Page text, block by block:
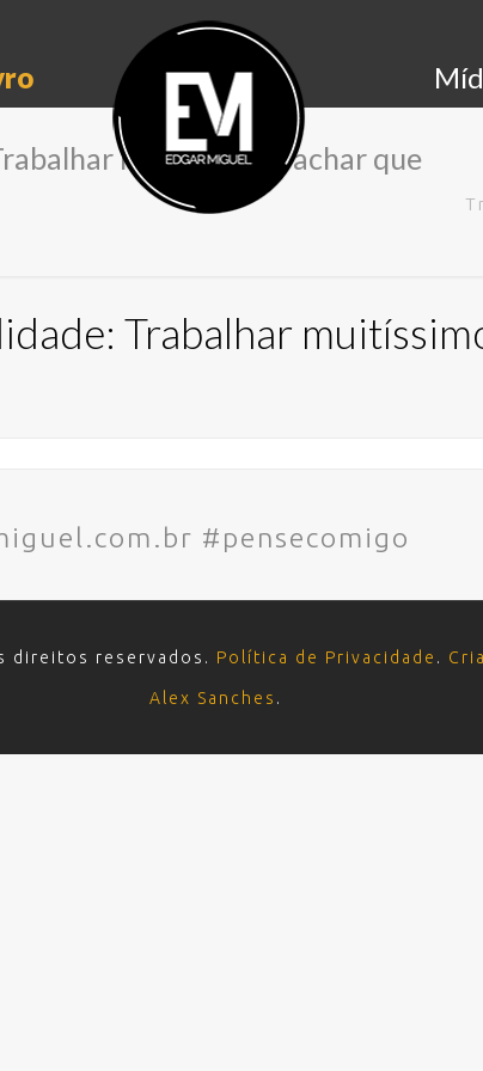
muitíssimo e achar que
Trabalhar
#pensecomigo
direitos reservados. Política de Privacidade .
Alex Sanches .